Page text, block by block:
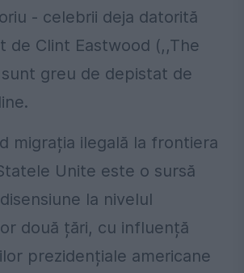
- celebrii deja datorită
de Clint Eastwood (,,The
sunt greu de depistat de
migrația ilegală la frontiera
Unite este o sursă
la nivelul
două țări, cu influență
prezidențiale americane